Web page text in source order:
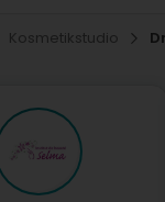
Kosmetikstudio